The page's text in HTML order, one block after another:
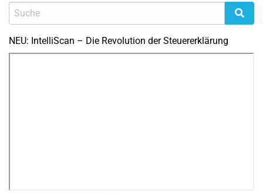
NEU: IntelliScan – Die Revolution der Steuererklärung